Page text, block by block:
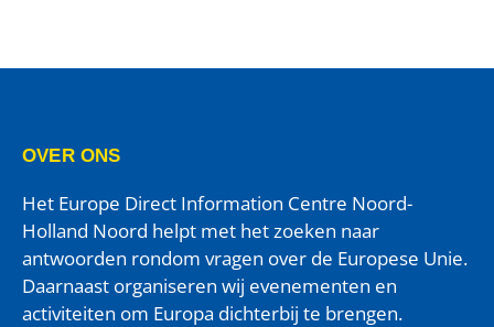
OVER ONS
Het Europe Direct Information Centre Noord-
Holland Noord helpt met het zoeken naar
antwoorden rondom vragen over de Europese Unie.
Daarnaast organiseren wij evenementen en
activiteiten om Europa dichterbij te brengen.